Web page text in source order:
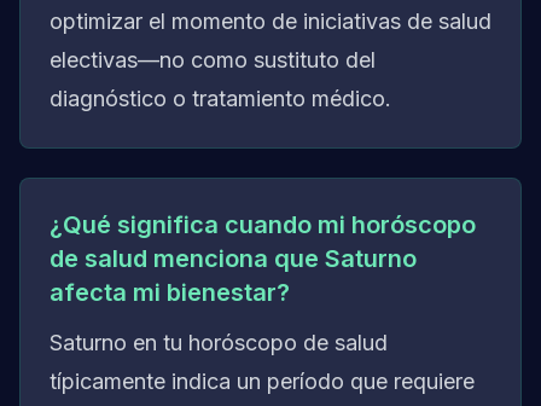
optimizar el momento de iniciativas de salud
electivas—no como sustituto del
diagnóstico o tratamiento médico.
¿Qué significa cuando mi horóscopo
de salud menciona que Saturno
afecta mi bienestar?
Saturno en tu horóscopo de salud
típicamente indica un período que requiere